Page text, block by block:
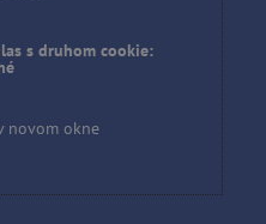
s druhom cookie:
okne